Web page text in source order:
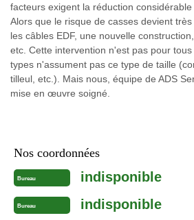
facteurs exigent la réduction considérable
Alors que le risque de casses devient
les câbles EDF, une nouvelle
etc. Cette intervention n'est pas pour
types n'assument pas ce type de taille
tilleul, etc.). Mais nous, équipe de ADS
mise en œuvre soigné.
Nos coordonnées
Bureau indisponible
Bureau indisponible